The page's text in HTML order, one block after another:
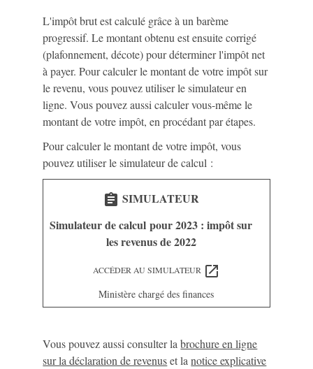
L'impôt brut est calculé grâce à un barème
progressif. Le montant obtenu est ensuite corrigé
(plafonnement, décote) pour déterminer l'impôt net
à payer. Pour calculer le montant de votre impôt sur
le revenu, vous pouvez utiliser le simulateur en
ligne. Vous pouvez aussi calculer vous-même le
montant de votre impôt, en procédant par étapes.
Pour calculer le montant de votre impôt, vous
pouvez utiliser le simulateur de calcul :
assignment SIMULATEUR
Simulateur de calcul pour 2023 : impôt sur
les revenus de 2022
ACCÉDER AU SIMULATEUR open_in_new
Ministère chargé des finances
Vous pouvez aussi consulter labrochure en ligne
sur la déclaration de revenuset lanotice explicative